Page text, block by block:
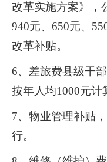
改革实施方案》，
940元、 650元、
改革补贴。
6、差旅费县级干
按年人均1000元计
7、物业管理补贴
行。